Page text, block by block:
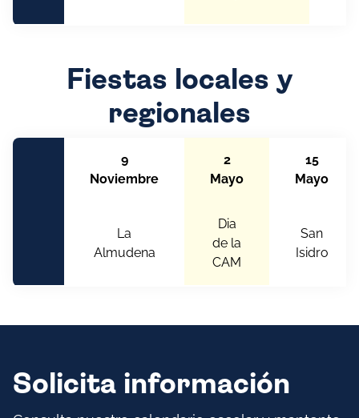
Fiestas locales y
regionales
9
Noviembre
2
Mayo
15
Mayo
La
Almudena
Dia
de la
CAM
San
Isidro
Solicita información